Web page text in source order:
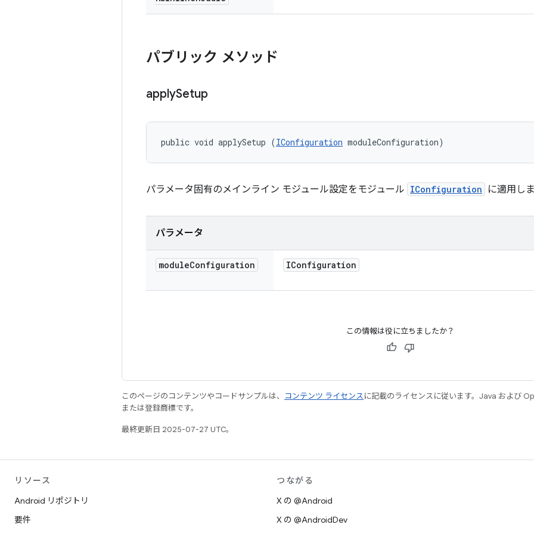
パブリック メソッド
applySetup
public void applySetup (IConfiguration moduleConfiguration)
パラメータ固有のメインライン モジュール設定をモジュール IConfiguration に適用し
パラメータ
moduleConfiguration IConfiguration
この情報は役に立ちましたか？
このページのコンテンツやコードサンプルは、 コンテンツ ライセンスに記載のライセンスに従います。Java および
または登録商標です。
最終更新日 2025-07-27 UTC。
リソース
Android リポジトリ
要件
つながる
X の @Android
X の @AndroidDev